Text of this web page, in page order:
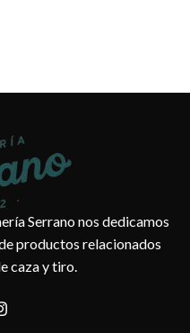
Serrano nos dedicamos
productos relacionados
caza y tiro.